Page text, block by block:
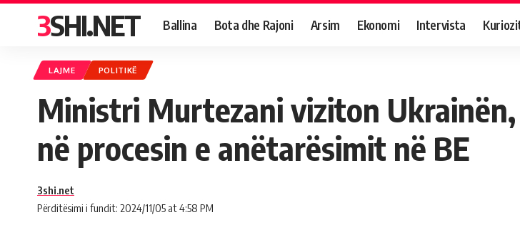
3SHI.NET Ballina Bota dhe Rajoni Arsim Ekonomi Intervista
LAJME POLITIKË
Ministri Murtezani viziton
në procesin e anëtarësimit në BE
Përditësimi i fundit: 2024/11/05 at 4:58 PM
3shi.net